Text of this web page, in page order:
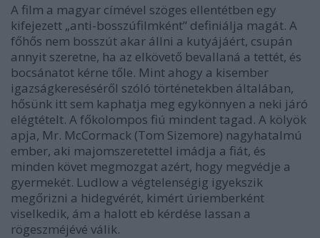
A film a magyar címével szöges ellentétben egy
kifejezett „anti-bosszúfilmként” definiálja magát. A
főhős nem bosszút akar állni a kutyájáért, csupán
annyit szeretne, ha az elkövető bevallaná a tettét, és
bocsánatot kérne tőle. Mint ahogy a kisember
igazságkereséséről szóló történetekben általában,
hősünk itt sem kaphatja meg egykönnyen a neki járó
elégtételt. A főkolompos fiú mindent tagad. A kölyök
apja, Mr. McCormack (Tom Sizemore) nagyhatalmú
ember, aki majomszeretettel imádja a fiát, és
minden követ megmozgat azért, hogy megvédje a
gyermekét. Ludlow a végtelenségig igyekszik
megőrizni a hidegvérét, kimért úriemberként
viselkedik, ám a halott eb kérdése lassan a
rögeszméjévé válik.